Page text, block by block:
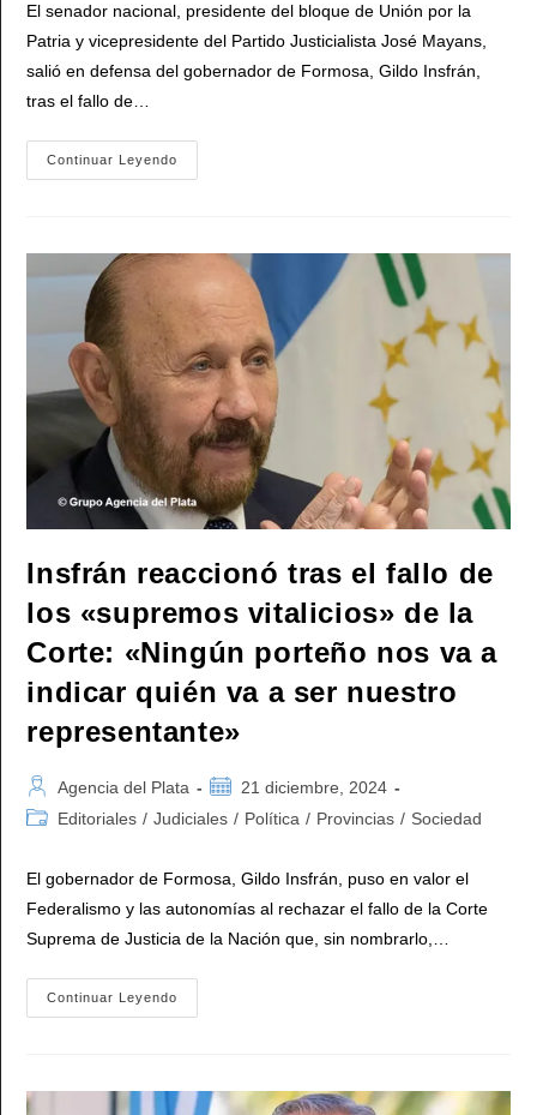
El senador nacional, presidente del bloque de Unión por la
Patria y vicepresidente del Partido Justicialista José Mayans,
salió en defensa del gobernador de Formosa, Gildo Insfrán,
tras el fallo de…
Continuar Leyendo
Respaldó
Contra
Fallo
La
Corte
Suprema:
«Fue
Una
Decisión
Política»
Insfrán reaccionó tras el fallo de
los «supremos vitalicios» de la
Corte: «Ningún porteño nos va a
indicar quién va a ser nuestro
representante»
Autor
de
Agencia del Plata
Publicación
de
21 diciembre, 2024
Categoría
entrada:
Editoriales / Judiciales / Política / Provincias / Sociedad
El gobernador de Formosa, Gildo Insfrán, puso en valor el
Federalismo y las autonomías al rechazar el fallo de la Corte
Suprema de Justicia de la Nación que, sin nombrarlo,…
Continuar Leyendo
Reaccionó
Los